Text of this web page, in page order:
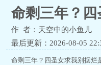
命剩三年？
作 者：天空中的小鱼儿
最后更新：2026-08-05
命剩三年？四圣女求我别摆烂